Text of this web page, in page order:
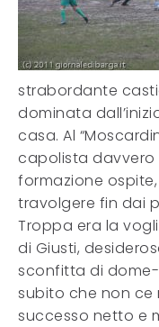
strabordante
dominata
casa. Al
capolista
formazione
travolgere fin dai
Troppa era la
di Giusti,
sconfitta di
subito che non ce
successo netto e